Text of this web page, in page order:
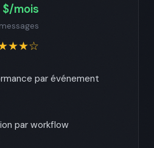
mois
par événement
par workflow